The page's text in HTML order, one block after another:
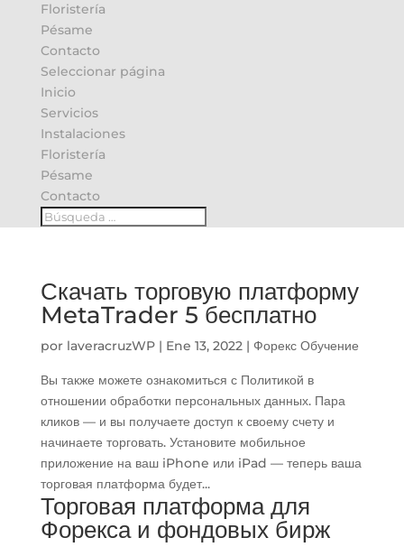
Floristería
Pésame
Contacto
Seleccionar página
Inicio
Servicios
Instalaciones
Floristería
Pésame
Contacto
Скачать торговую платформу
MetaTrader 5 бесплатно
por laveracruzWP| Ene 13, 2022| Форекс Обучение
Вы также можете ознакомиться с Политикой в
отношении обработки персональных данных. Пара
кликов — и вы получаете доступ к своему счету и
начинаете торговать. Установите мобильное
приложение на ваш iPhone или iPad — теперь ваша
торговая платформа будет...
Торговая платформа для
Форекса и фондовых бирж